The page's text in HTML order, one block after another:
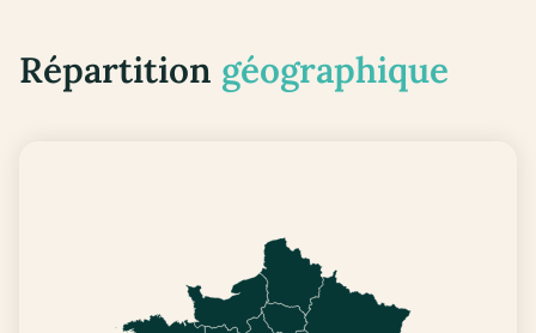
Répartition géographique